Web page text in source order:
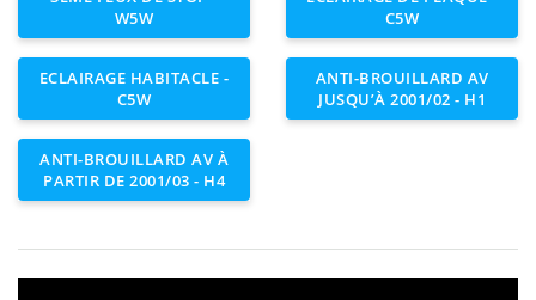
W5W
C5W
ECLAIRAGE HABITACLE -
C5W
ANTI-BROUILLARD AV
JUSQU’À 2001/02 - H1
ANTI-BROUILLARD AV À
PARTIR DE 2001/03 - H4